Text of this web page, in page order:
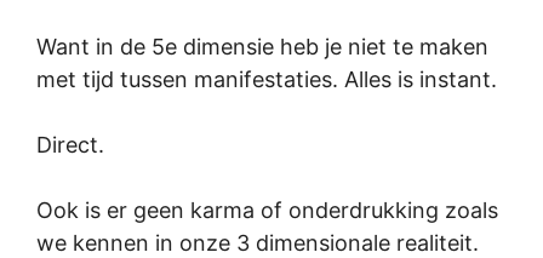
Want in de 5e dimensie heb je niet te maken
met tijd tussen manifestaties. Alles is instant.
Direct.
Ook is er geen karma of onderdrukking zoals
we kennen in onze 3 dimensionale realiteit.